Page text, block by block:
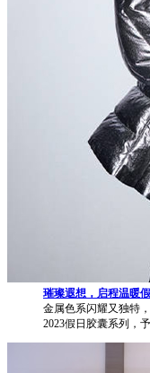
璀璨遐想，启程温暖
金属色系闪耀又独特
2023假日胶囊系列，